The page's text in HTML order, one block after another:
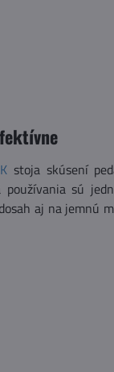
stoja skúsení
používania sú
aj na jemnú